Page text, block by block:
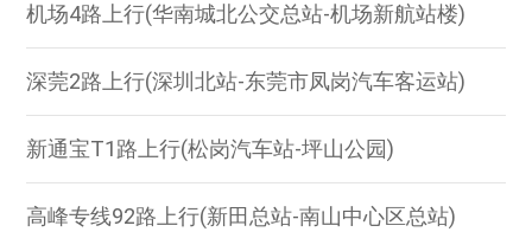
机场4路上行(华南城北公交总站-机场新航站楼)
深莞2路上行(深圳北站-东莞市凤岗汽车客运站)
新通宝T1路上行(松岗汽车站-坪山公园)
高峰专线92路上行(新田总站-南山中心区总站)